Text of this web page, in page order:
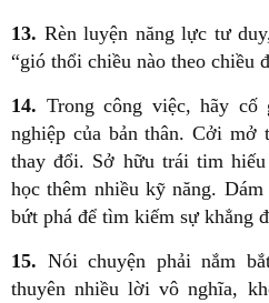
13. Rèn luyện năng lực tư
“gió thổi chiều nào theo chiều
14. Trong công việc, hãy cố
nghiệp của bản thân. Cởi mở
thay đổi. Sở hữu trái tim
học thêm nhiều kỹ năng.
bứt phá để tìm kiếm sự khẳng
15. Nói chuyện phải nắm
thuyên nhiều lời vô nghĩa,